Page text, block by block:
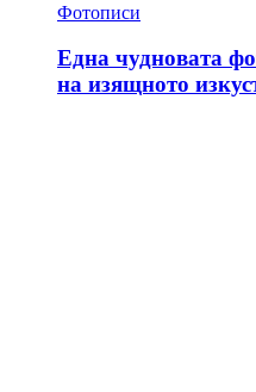
Фотописи
Една чудновата
на изящното